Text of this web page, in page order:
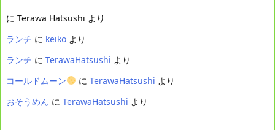
に Terawa Hatsushi より
ランチ に keiko より
ランチ に TerawaHatsushi より
コールドムーン
に TerawaHatsushi より
おそうめん に TerawaHatsushi より